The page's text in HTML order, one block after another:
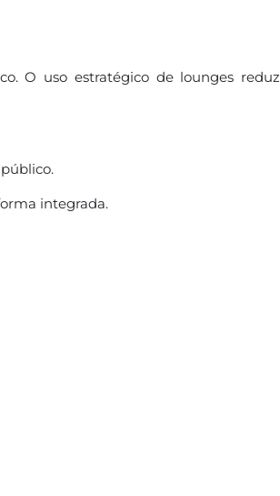
O uso estratégico de lounges reduz
integrada.